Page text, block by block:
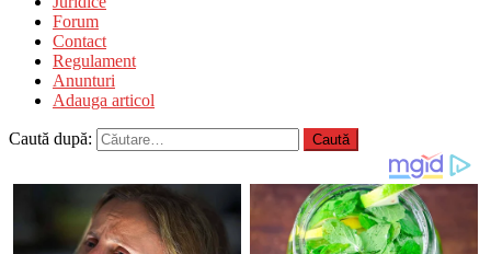
Forum
Contact
Regulament
Anunturi
Adauga articol
Caută după: